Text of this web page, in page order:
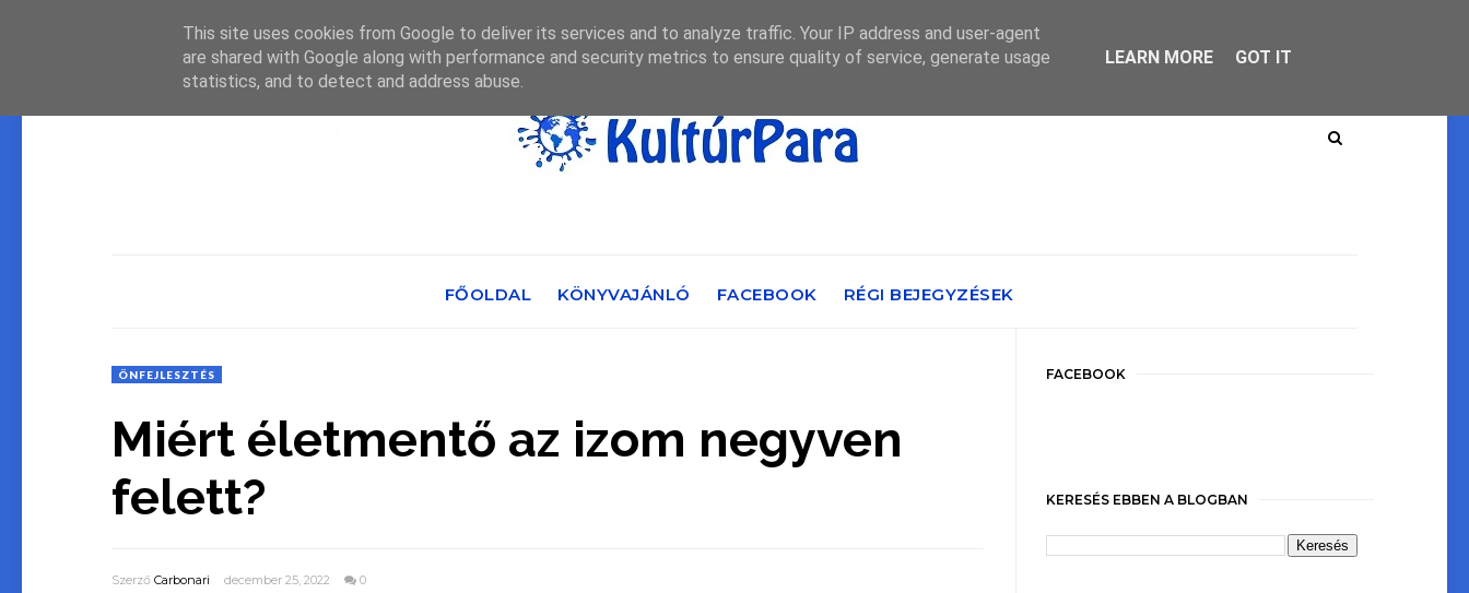
FŐOLDAL KÖNYVAJÁNLÓ FACEBOOK RÉGI BEJEGYZÉSEK
ÖNFEJLESZTÉS
Miért életmentő az izom negyven
felett?
Szerző Carbonari december 25, 2022 0
FACEBOOK
KERESÉS EBBEN A BLOGBAN
This site uses cookies from Google to deliver its services and to analyze traffic. Your IP address and user-agent
are shared with Google along with performance and security metrics to ensure quality of service, generate usage
statistics, and to detect and address abuse.
LEARN MORE GOT IT